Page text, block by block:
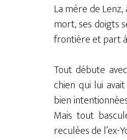
La mère de
mort, ses doigts
frontière et part
Tout débute
chien qui lui
bien
Mais tout
reculées de l’ex-